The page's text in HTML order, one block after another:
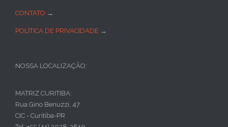
CONTATO →
POLÍTICA DE PRIVACIDADE →
NOSSA LOCALIZAÇÃO:
MATRIZ CURITIBA:
Rua Gino Benuzzi, 47
CIC - Curitiba-PR